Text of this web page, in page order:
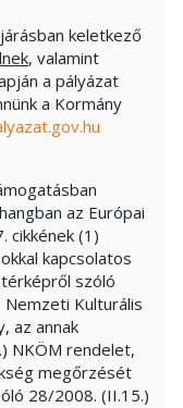
keletkező
, valamint
a pályázat
a Kormány
az Európai
cikkének (1)
kapcsolatos
szóló
Kulturális
az annak
NKÖM rendelet,
megőrzését
28/2008. (II.15.)